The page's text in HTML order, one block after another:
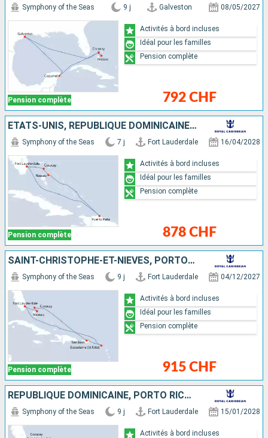
Pension complète
Symphony of the Seas 9 j Galveston 08/05/2027
792 CHF
Activités à bord incluses
Idéal pour les familles
Pension complète
ÉTATS-UNIS, RÉPUBLIQUE DOMINICAINE, BAHAMAS
Pension complète
Symphony of the Seas 7 j Fort Lauderdale 16/04/2028
878 CHF
Activités à bord incluses
Idéal pour les familles
Pension complète
SAINT-CHRISTOPHE-ET-NIÉVÈS, PORTO RICO, BAHAMAS, ÉTATS-UNIS
Pension complète
Symphony of the Seas 9 j Fort Lauderdale 04/12/2027
915 CHF
Activités à bord incluses
Idéal pour les familles
Pension complète
RÉPUBLIQUE DOMINICAINE, PORTO RICO, BAHAMAS, ÉTATS-UNIS
Symphony of the Seas 9 j Fort Lauderdale 15/01/2028
Activités à bord incluses